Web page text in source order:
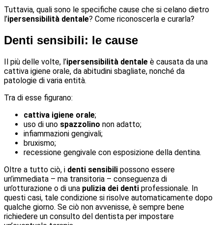
Tuttavia, quali sono le specifiche cause che si celano dietro
l’ipersensibilità dentale? Come riconoscerla e curarla?
Denti sensibili: le cause
Il più delle volte, l’ipersensibilità dentale è causata da una
cattiva igiene orale, da abitudini sbagliate, nonché da
patologie di varia entità.
Tra di esse figurano:
cattiva igiene orale;
uso di uno spazzolino non adatto;
infiammazioni gengivali;
bruxismo;
recessione gengivale con esposizione della dentina.
Oltre a tutto ciò, i denti sensibili possono essere
un’immediata – ma transitoria – conseguenza di
un’otturazione o di una pulizia dei denti professionale. In
questi casi, tale condizione si risolve automaticamente dopo
qualche giorno. Se ciò non avvenisse, è sempre bene
richiedere un consulto del dentista per impostare